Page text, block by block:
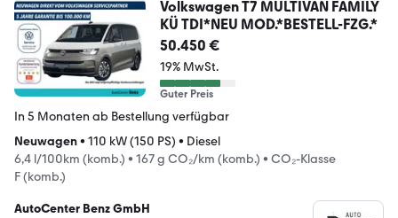
Volkswagen T7 MULTIVAN FAMILY
KÜ TDI*NEU MOD.*BESTELL-FZG.*
50.450 €
19% MwSt.
Guter Preis
In 5 Monaten ab Bestellung verfügbar
Neuwagen• 110 kW (150 PS) • Diesel
6,4 l/100km (komb.) • 167 g CO₂/km (komb.) • CO₂-Klasse
F (komb.)
AutoCenter Benz GmbH